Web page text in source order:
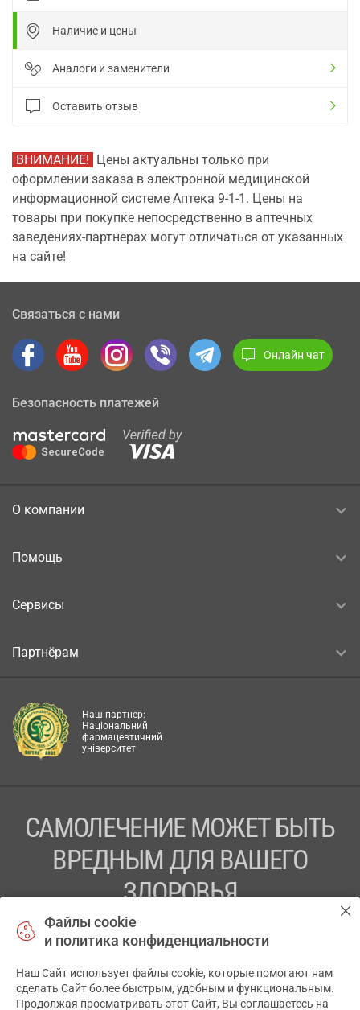
Наличие и цены
Аналоги и заменители
Оставить отзыв
ВНИМАНИЕ! Цены актуальны только при
оформлении заказа в электронной медицинской
информационной системе Аптека 9-1-1. Цены на
товары при покупке непосредственно в аптечных
заведениях-партнерах могут отличаться от указанных
на сайте!
Связаться с нами
Онлайн чат
Безопасность платежей
О компании
Помощь
Сервисы
Партнёрам
Наш партнер:
Національний
фармацевтичний
університет
САМОЛЕЧЕНИЕ МОЖЕТ БЫТЬ
ВРЕДНЫМ ДЛЯ ВАШЕГО
ЗДОРОВЬЯ
ПЕРЕД ПРИМЕНЕНИЕМ ПРЕПАРАТА
ПРОКОНСУЛЬТИРУЙТЕСЬ С ВРАЧОМ
ТОВ «АПТЕКА 911.ЮА» Код ЄДРПОУ 43631965.
Файлы cookie
и политика конфиденциальности
Наш Сайт использует файлы cookie, которые помогают нам
сделать Сайт более быстрым, удобным и функциональным.
Продолжая просматривать этот Сайт, Вы соглашаетесь на
✕